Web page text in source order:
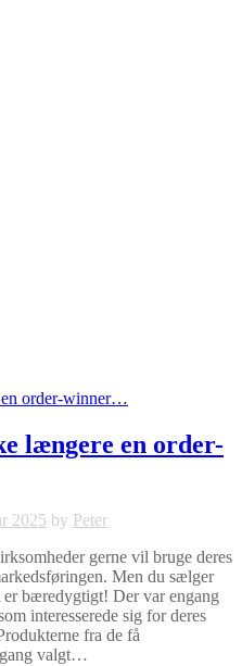
længere en order-
2025 by Peter
gerne vil bruge deres
Men du sælger
er bæredygtigt! Der var engang
interesserede sig for deres
fra de få
valgt…